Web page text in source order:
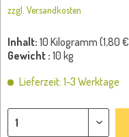
zzgl. Versandkosten
Inhalt: 10 Kilogramm (1,80 €
Gewicht : 10 kg
Lieferzeit: 1-3 Werktage